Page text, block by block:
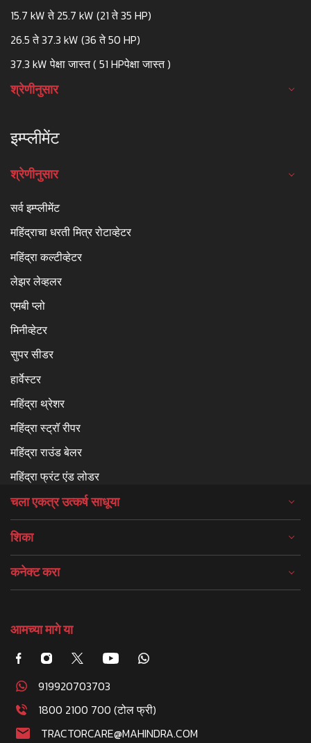
15.7 kW ते 25.7 kW (21 ते 35 HP)
26.5 ते 37.3 kW (36 ते 50 HP)
37.3 kW पेक्षा जास्त ( 51 HPपेक्षा जास्त )
श्रेणीनुसार
इम्प्लीमेंट
श्रेणीनुसार
सर्व इम्प्लीमेंट
महिंद्राचा धरती मित्र रोटाव्हेटर
महिंद्रा कल्टीव्हेटर
लेझर लेव्हलर
एमबी प्लो
मिनीव्हेटर
सुपर सीडर
हार्वेस्टर
महिंद्रा थ्रेशर
महिंद्रा स्ट्रॉ रीपर
महिंद्रा राउंड बेलर
महिंद्रा फ्रंट एंड लोडर
चला एकत्र उत्कर्ष साधूया
शिका
कनेक्ट करा
आमच्या मागे या
919920703703
1800 2100 700 (टोल फ्री)
TRACTORCARE@MAHINDRA.COM